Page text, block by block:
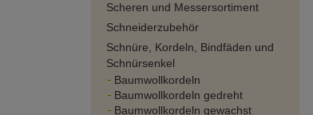
Scheren und Messersortiment
Schneiderzubehör
Schnüre, Kordeln, Bindfäden und
Schnürsenkel
Baumwollkordeln
Baumwollkordeln gedreht
Baumwollkordeln gewachst